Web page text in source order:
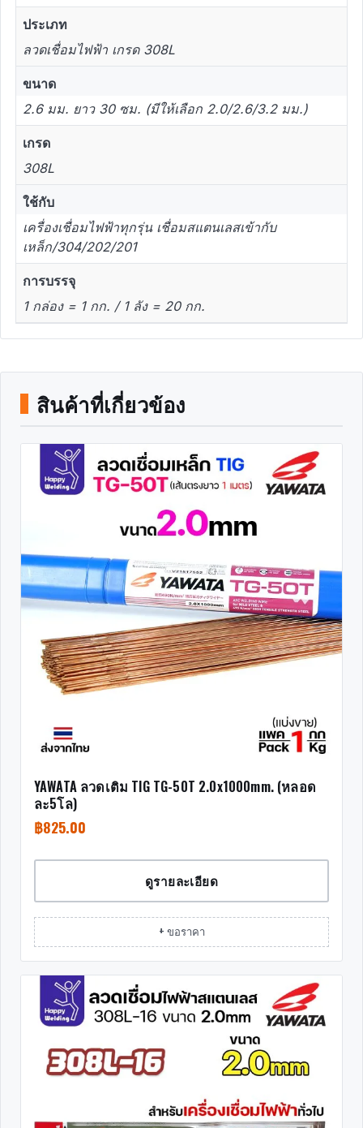
ประเภท
ลวดเชื่อมไฟฟ้า เกรด 308L
ขนาด
2.6 มม. ยาว 30 ซม. (มีให้เลือก 2.0/2.6/3.2 มม.)
เกรด
308L
ใช้กับ
เครื่องเชื่อมไฟฟ้าทุกรุ่น เชื่อมสแตนเลสเข้ากับ
เหล็ก/304/202/201
การบรรจุ
1 กล่อง = 1 กก. / 1 ลัง = 20 กก.
สินค้าที่เกี่ยวข้อง
YAWATA ลวดเติม TIG TG-50T 2.0x1000mm. (หลอด
ละ5โล)
฿825.00
ดูรายละเอียด
+ ขอราคา